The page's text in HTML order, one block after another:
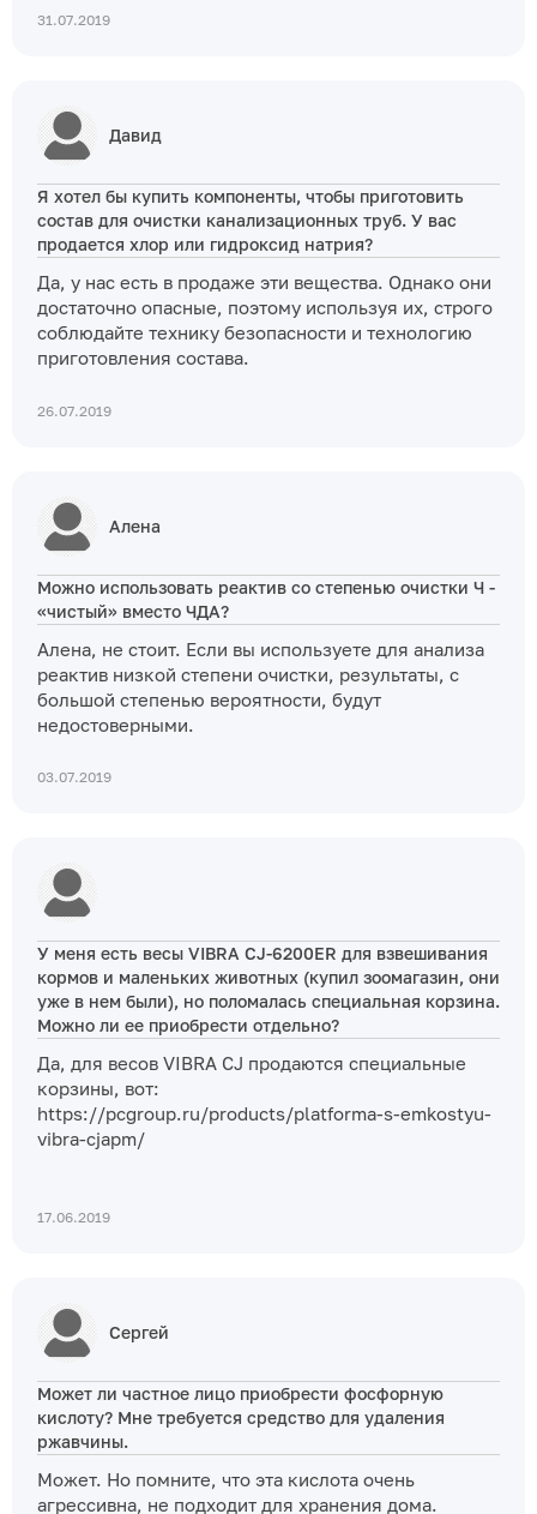
31.07.2019
Давид
Я хотел бы купить компоненты, чтобы приготовить
состав для очистки канализационных труб. У вас
продается хлор или гидроксид натрия?
Да, у нас есть в продаже эти вещества. Однако они
достаточно опасные, поэтому используя их, строго
соблюдайте технику безопасности и технологию
приготовления состава.
26.07.2019
Алена
Можно использовать реактив со степенью очистки Ч -
«чистый» вместо ЧДА?
Алена, не стоит. Если вы используете для анализа
реактив низкой степени очистки, результаты, с
большой степенью вероятности, будут
недостоверными.
03.07.2019
У меня есть весы VIBRA CJ-6200ER для взвешивания
кормов и маленьких животных (купил зоомагазин, они
уже в нем были), но поломалась специальная корзина.
Можно ли ее приобрести отдельно?
Да, для весов VIBRA CJ продаются специальные
корзины, вот:
https://pcgroup.ru/products/platforma-s-emkostyu-
vibra-cjapm/
17.06.2019
Сергей
Может ли частное лицо приобрести фосфорную
кислоту? Мне требуется средство для удаления
ржавчины.
Может. Но помните, что эта кислота очень
агрессивна, не подходит для хранения дома.